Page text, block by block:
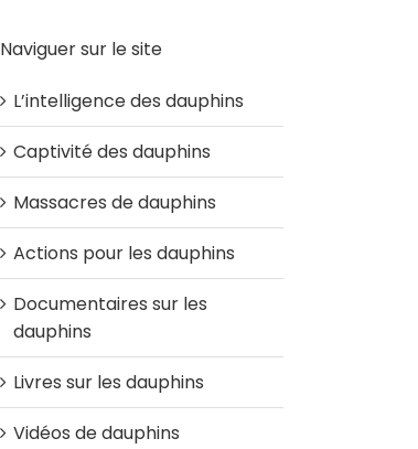
Naviguer sur le site
L’intelligence des dauphins
Captivité des dauphins
Massacres de dauphins
Actions pour les dauphins
Documentaires sur les
dauphins
Livres sur les dauphins
Vidéos de dauphins